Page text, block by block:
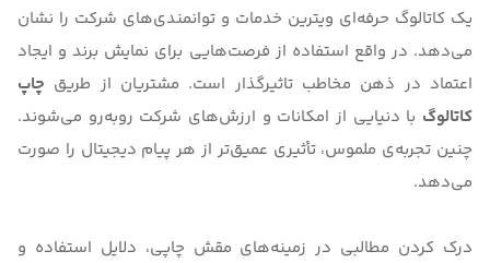
یک کاتالوگ حرفه‌ای ویترین خدمات و توانمندی‌های شرکت را نشان
می‌دهد. در واقع استفاده از فرصت‌هایی برای نمایش برند و ایجاد
اعتماد در ذهن مخاطب تاثیرگذار است. مشتریان از طریق چاپ
کاتالوگ با دنیایی از امکانات و ارزش‌های شرکت روبه‌رو می‌شوند.
چنین تجربه‌ی ملموس، تأثیری عمیق‌تر از هر پیام دیجیتال را صورت
می‌دهد.
درک کردن مطالبی در زمینه‌های مقش چاپی، دلایل استفاده و